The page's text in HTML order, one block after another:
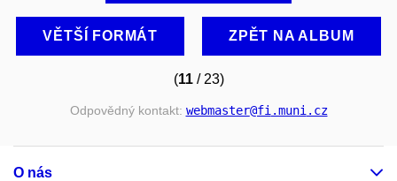
VĚTŠÍ FORMÁT ZPĚT NA ALBUM
(11/ 23)
Odpovědný kontakt: webmaster@fi.muni.cz
O nás